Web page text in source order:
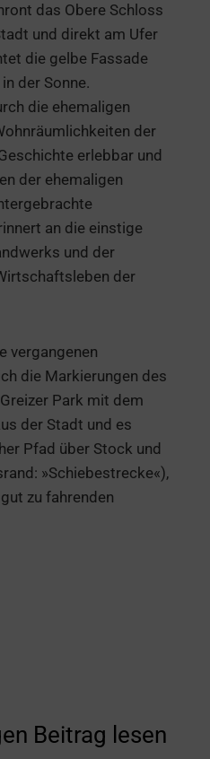
das Obere Schloss
und direkt am Ufer
die gelbe Fassade
der Sonne.
die ehemaligen
der
erlebbar und
der ehemaligen
an die einstige
und der
der
vergangenen
die Markierungen des
Park mit dem
der Stadt und es
Pfad über Stock und
»Schiebestrecke«),
zu fahrenden
Beitrag lesen